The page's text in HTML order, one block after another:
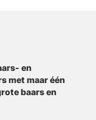
en
met maar één
baars en